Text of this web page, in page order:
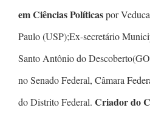
em Ciências Políticaspor
Paulo (USP);Ex-secretário
Santo Antônio do
no Senado Federal, Câmara
do Distrito Federal. Criador do